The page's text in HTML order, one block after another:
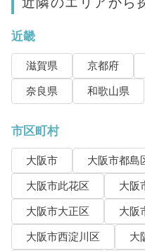
近畿
滋賀県 京都府
奈良県
和歌山県
市区町村
大阪市 大阪市都島
大阪市此花区
大阪
大阪市大正区
大阪
大阪市西淀川区
大